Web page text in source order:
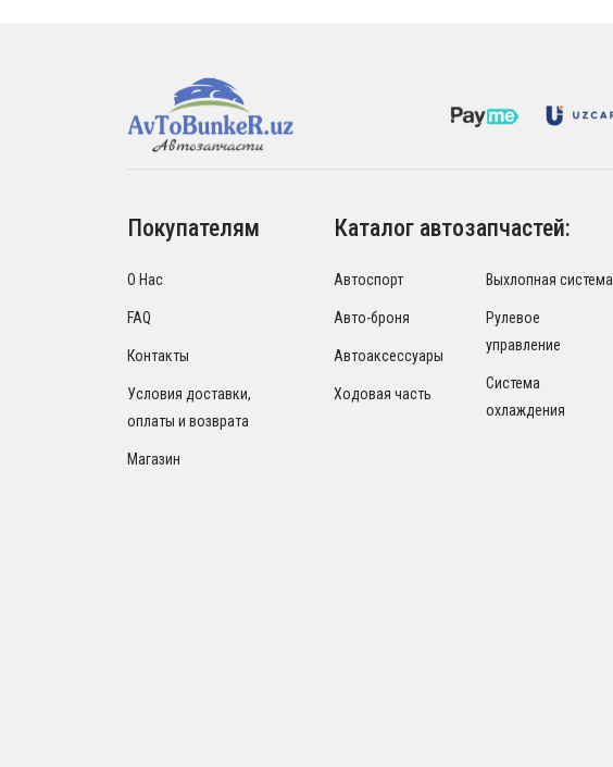
Покупателям
О Нас
FAQ
Контакты
Условия доставки,
оплаты и возврата
Магазин
Каталог автозапчастей:
Автоспорт
Авто-броня
Автоаксессуары
Ходовая часть
Выхлопная система
Рулевое
управление
Система
охлаждения